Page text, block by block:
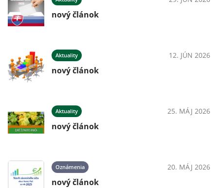
nový článok
Aktuality 12. JÚN 2026
nový článok
Aktuality 25. MÁJ 2026
nový článok
Oznámenia 20. MÁJ 2026
nový článok